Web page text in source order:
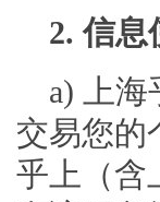
2. 信息
a) 上
交易您的
乎上（含